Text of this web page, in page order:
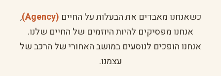
כשאנחנו מאבדים את הבעלות על החיים (Agency)
,
אנחנו מפסיקים להיות היוזמים של החיים שלנו.
אנחנו הופכים לנוסעים במושב האחורי של הרכב של
עצמנו.